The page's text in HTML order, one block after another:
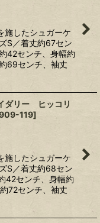
施したシュガーケ
S／着丈約67セン
42センチ、身幅約
69センチ、袖丈
ダリー ヒッコリ
119]
施したシュガーケ
S／着丈約68セン
42センチ、身幅約
72センチ、袖丈